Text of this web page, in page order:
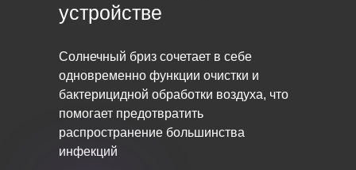
устройстве
Солнечный бриз сочетает в себе
одновременно функции очистки и
бактерицидной обработки воздуха, что
помогает предотвратить
распространение большинства
инфекций